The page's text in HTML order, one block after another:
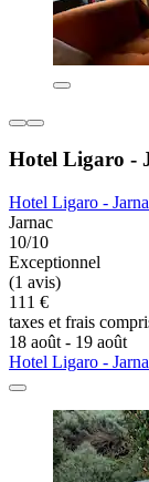
Hotel Ligaro -
Hotel Ligaro -
Jarnac
10/10
Exceptionnel
(1 avis)
111 €
taxes et frais
18 août - 19 août
Hotel Ligaro -